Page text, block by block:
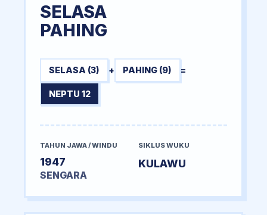
SELASA
PAHING
SELASA (3) + PAHING (9) =
NEPTU 12
TAHUN JAWA / WINDU
1947
SENGARA
SIKLUS WUKU
KULAWU